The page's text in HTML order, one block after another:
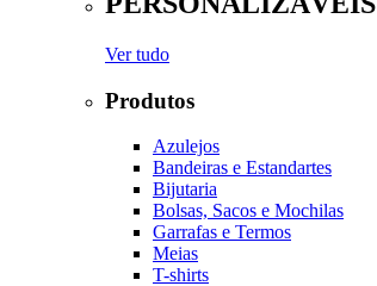
Ver tudo
Produtos
Azulejos
Bandeiras e Estandartes
Bijutaria
Bolsas, Sacos e Mochilas
Garrafas e Termos
Meias
T-shirts